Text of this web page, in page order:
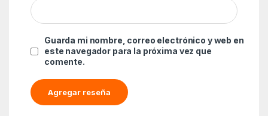
Guarda mi nombre, correo electrónico y web en
este navegador para la próxima vez que
comente.